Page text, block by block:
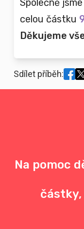
Společně
celou částku
Děkujeme
Sdílet příběh:
Na pomoc